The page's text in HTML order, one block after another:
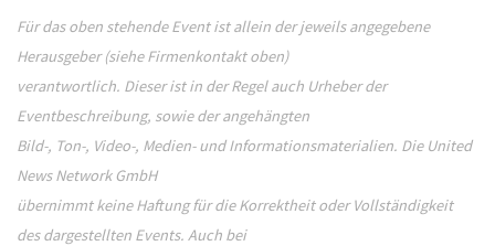
Für das oben stehende Event ist allein der jeweils angegebene
Herausgeber (siehe Firmenkontakt oben)
verantwortlich. Dieser ist in der Regel auch Urheber der
Eventbeschreibung, sowie der angehängten
Bild-, Ton-, Video-, Medien- und Informationsmaterialien. Die United
News Network GmbH
übernimmt keine Haftung für die Korrektheit oder Vollständigkeit
des dargestellten Events. Auch bei